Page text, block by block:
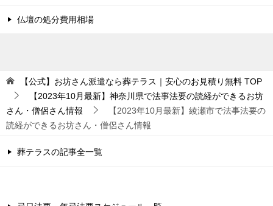
仏壇の処分費用相場
【公式】お坊さん派遣なら葬テラス｜安心のお見積り無料 TOP
【2023年10月最新】神奈川県で法事法要の読経ができるお坊
さん・僧侶さん情報
【2023年10月最新】綾瀬市で法事法要の
読経ができるお坊さん・僧侶さん情報
葬テラスの記事全一覧